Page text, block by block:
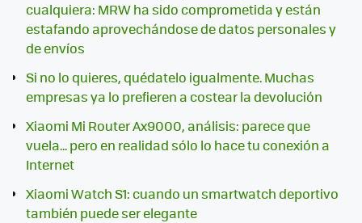
cualquiera: MRW ha sido comprometida y están
estafando aprovechándose de datos personales y
de envíos
Si no lo quieres, quédatelo igualmente. Muchas
empresas ya lo prefieren a costear la devolución
Xiaomi Mi Router Ax9000, análisis: parece que
vuela... pero en realidad sólo lo hace tu conexión a
Internet
Xiaomi Watch S1: cuando un smartwatch deportivo
también puede ser elegante